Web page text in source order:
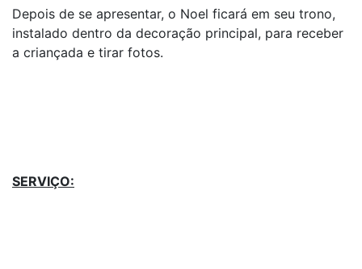
Depois de se apresentar, o Noel ficará em seu trono,
instalado dentro da decoração principal, para receber
a criançada e tirar fotos.
SERVIÇO: